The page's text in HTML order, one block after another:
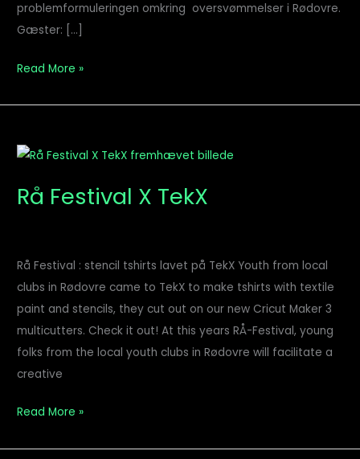
problemformuleringen omkring oversvømmelser i Rødovre.
Gæster: […]
Read More »
Rå Festival X TekX
Rå Festival : stencil tshirts lavet på TekX Youth from local
clubs in Rødovre came to TekX to make tshirts with textile
paint and stencils, they cut out on our new Cricut Maker 3
multicutters. Check it out! At this years RÅ-Festival, young
folks from the local youth clubs in Rødovre will facilitate a
creative
Rå
X
Read More »